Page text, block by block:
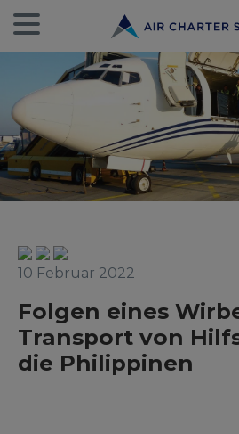
10 Februar 2022
Folgen eines
Transport von
die Philippinen